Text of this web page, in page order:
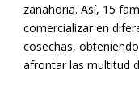
zanahoria. Así, 15
comercializar en
cosechas,
afrontar las multitud